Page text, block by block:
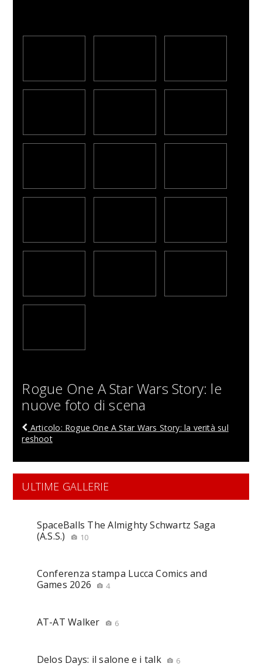
Rogue One A Star Wars Story: le
nuove foto di scena
Articolo: Rogue One A Star Wars Story: la verità sul
reshoot
ULTIME GALLERIE
SpaceBalls The Almighty Schwartz Saga
(A.S.S.)
10
Conferenza stampa Lucca Comics and
Games 2026
4
AT-AT Walker 6
Delos Days: il salone e i talk 6